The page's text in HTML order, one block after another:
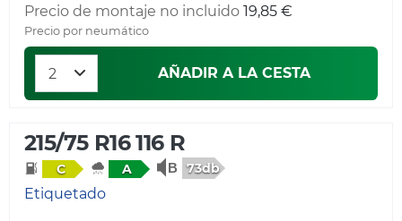
Precio de montaje no incluido 19,85 €
Precio por neumático
AÑADIR A LA CESTA
215/75 R16 116 R
C A 73db
Etiquetado